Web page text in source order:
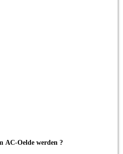
AC-Oelde werden ?